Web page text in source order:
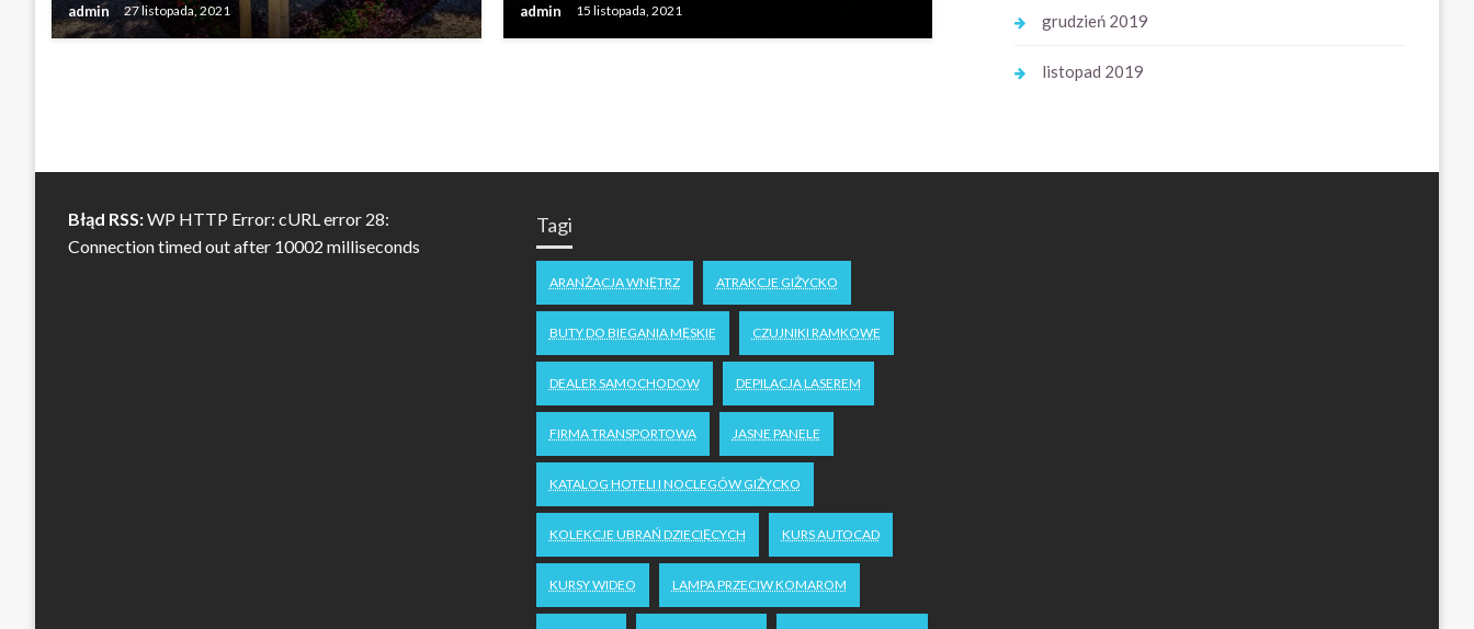
admin 27 listopada, 2021 admin 15 listopada, 2021
grudzień 2019
listopad 2019
Błąd RSS:WP HTTP Error: cURL error 28:
Connection timed out after 10002 milliseconds
Tagi
ARANŻACJA WNĘTRZ ATRAKCJE GIŻYCKO
BUTY DO BIEGANIA MĘSKIE CZUJNIKI RAMKOWE
DEALER SAMOCHODOW DEPILACJA LASEREM
FIRMA TRANSPORTOWA JASNE PANELE
KATALOG HOTELI I NOCLEGÓW GIŻYCKO
KOLEKCJE UBRAŃ DZIECIĘCYCH KURS AUTOCAD
KURSY WIDEO LAMPA PRZECIW KOMAROM